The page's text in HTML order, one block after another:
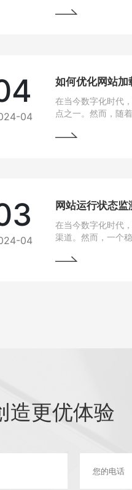
选技术之一。
04
如何优化网站加
在当今数字化时代
点之一。然而，随
说，如果一个网站
04
在当今数字化时代
渠道。然而，一个
与故障排除的技巧
造更优体验